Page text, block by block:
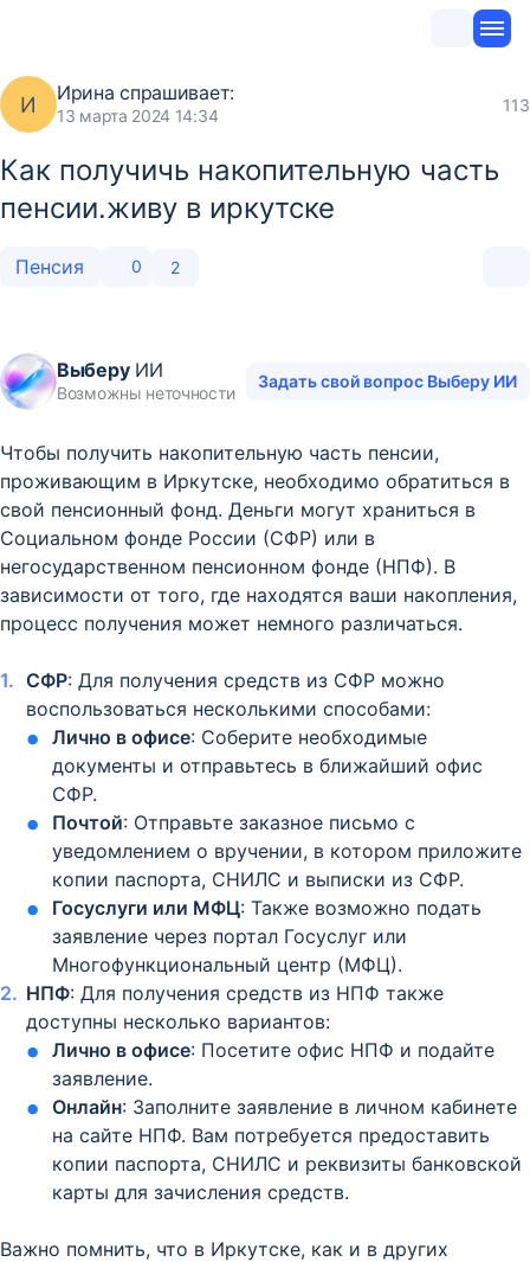
И Ирина спрашивает:
13 марта 2024 14:34
113
Как получичь накопительную часть
пенсии.живу в иркутске
Пенсия 0 2
ВыберуИИ
Возможны неточности
Задать свой вопрос Выберу ИИ
Чтобы получить накопительную часть пенсии,
проживающим в Иркутске, необходимо обратиться в
свой пенсионный фонд. Деньги могут храниться в
Социальном фонде России (СФР) или в
негосударственном пенсионном фонде (НПФ). В
зависимости от того, где находятся ваши накопления,
процесс получения может немного различаться.
СФР: Для получения средств из СФР можно
воспользоваться несколькими способами:
Лично в офисе: Соберите необходимые
документы и отправьтесь в ближайший офис
СФР.
Почтой: Отправьте заказное письмо с
уведомлением о вручении, в котором приложите
копии паспорта, СНИЛС и выписки из СФР.
Госуслуги или МФЦ: Также возможно подать
заявление через портал Госуслуг или
Многофункциональный центр (МФЦ).
НПФ: Для получения средств из НПФ также
доступны несколько вариантов:
Лично в офисе: Посетите офис НПФ и подайте
заявление.
Онлайн: Заполните заявление в личном кабинете
на сайте НПФ. Вам потребуется предоставить
копии паспорта, СНИЛС и реквизиты банковской
карты для зачисления средств.
Важно помнить, что в Иркутске, как и в других